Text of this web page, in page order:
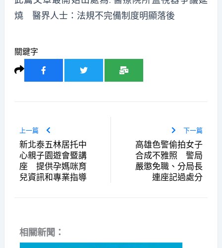
燒 醫界人士：法規不完備制度明顯落後
關鍵字
上一篇
新北泰五林居托中
心親子園遊會暨講
座 提供孕媽咪育
兒資訊和專業指導
下一篇
高雄色警偷拍女子
合成不雅照 警局
嚴懲免職、分局長
連座記過處分
相關新聞：